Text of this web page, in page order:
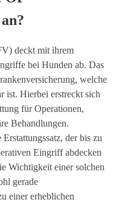
deckt mit ihrem
bei Hunden ab. Das
welche
ist. Hierbei erstreckt sich
für Operationen,
Behandlungen.
der bis zu
Eingriff abdecken
Wichtigkeit einer solchen
gerade
einer erheblichen